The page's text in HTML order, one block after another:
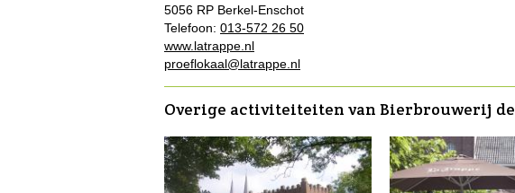
5056 RP Berkel-Enschot
Telefoon: 013-572 26 50
www.latrappe.nl
proeflokaal@latrappe.nl
Overige activiteiteiten van Bierbrouwerij